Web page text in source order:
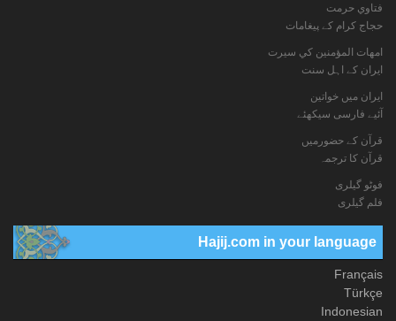
فتاوي حرمت
حجاج کرام کے پیغامات
امهات المؤمنين كي سيرت
ایران کے اہل سنت
ایران میں خواتین
آئیے فارسی سیکھئے
قرآن کے حضورمیں
قرآن کا ترجمہ
فوٹو گيلری
فلم گیلری
Hajij.com in your language
Français
Türkçe
Indonesian